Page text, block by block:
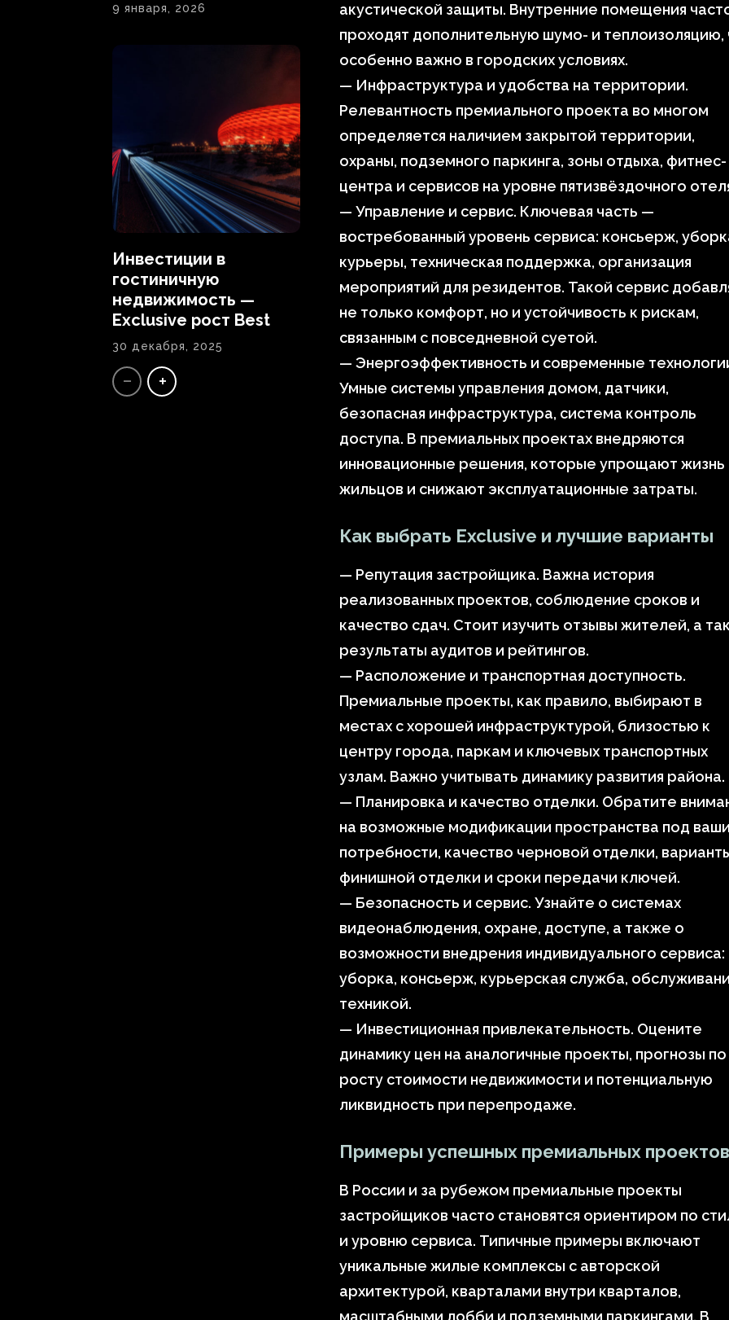
9 января, 2026
Инвестиции в
гостиничную
недвижимость —
Exclusive рост Best
30 декабря, 2025
акустической защиты. Внутренние помещения
проходят дополнительную шумо- и теплоизоляцию,
особенно важно в городских условиях.
— Инфраструктура и удобства на территории.
Релевантность премиального проекта во многом
определяется наличием закрытой территории,
охраны, подземного паркинга, зоны отдыха, фитнес-
центра и сервисов на уровне пятизвёздочного
— Управление и сервис. Ключевая часть —
востребованный уровень сервиса: консьерж,
курьеры, техническая поддержка, организация
мероприятий для резидентов. Такой сервис
не только комфорт, но и устойчивость к рискам,
связанным с повседневной суетой.
— Энергоэффективность и современные
Умные системы управления домом, датчики,
безопасная инфраструктура, система контроль
доступа. В премиальных проектах внедряются
инновационные решения, которые упрощают жизнь
жильцов и снижают эксплуатационные затраты.
Как выбрать Exclusive и лучшие варианты
— Репутация застройщика. Важна история
реализованных проектов, соблюдение сроков и
качество сдач. Стоит изучить отзывы жителей, а
результаты аудитов и рейтингов.
— Расположение и транспортная доступность.
Премиальные проекты, как правило, выбирают в
местах с хорошей инфраструктурой, близостью к
центру города, паркам и ключевых транспортных
узлам. Важно учитывать динамику развития района.
— Планировка и качество отделки. Обратите
на возможные модификации пространства под ваши
потребности, качество черновой отделки,
финишной отделки и сроки передачи ключей.
— Безопасность и сервис. Узнайте о системах
видеонаблюдения, охране, доступе, а также о
возможности внедрения индивидуального сервиса:
уборка, консьерж, курьерская служба,
техникой.
— Инвестиционная привлекательность. Оцените
динамику цен на аналогичные проекты, прогнозы по
росту стоимости недвижимости и потенциальную
ликвидность при перепродаже.
Примеры успешных премиальных проектов
В России и за рубежом премиальные проекты
застройщиков часто становятся ориентиром по
и уровню сервиса. Типичные примеры включают
уникальные жилые комплексы с авторской
архитектурой, кварталами внутри кварталов,
масштабными лобби и подземными паркингами. В